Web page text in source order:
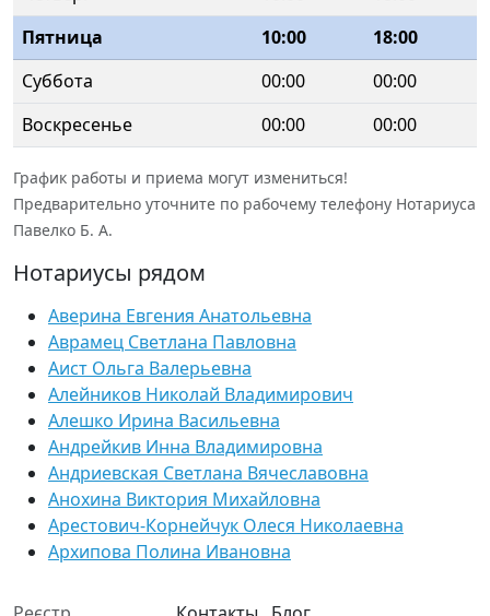
Пятница
10:00
18:00
Суббота
00:00
00:00
Воскресенье
00:00 00:00
График работы и приема могут измениться!
Предварительно уточните по рабочему телефону Нотариуса
Павелко Б. А.
Нотариусы рядом
Аверина Евгения Анатольевна
Аврамец Светлана Павловна
Аист Ольга Валерьевна
Алейников Николай Владимирович
Алешко Ирина Васильевна
Андрейкив Инна Владимировна
Андриевская Светлана Вячеславовна
Анохина Виктория Михайловна
Арестович-Корнейчук Олеся Николаевна
Архипова Полина Ивановна